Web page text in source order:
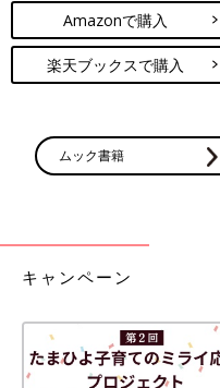
Amazonで購入
楽天ブックスで購入
ムック書籍
キャンペーン